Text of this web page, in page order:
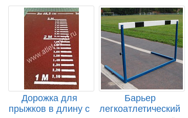
Дорожка для
прыжков в длину с
Барьер
легкоатлетический